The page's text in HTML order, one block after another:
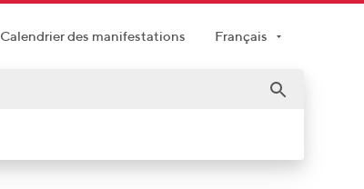
Calendrier des manifestations Français